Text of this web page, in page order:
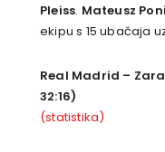
Pleiss. Mateusz
ekipu s 15 ubačaja
Real Madrid –
32:16)
(statistika)